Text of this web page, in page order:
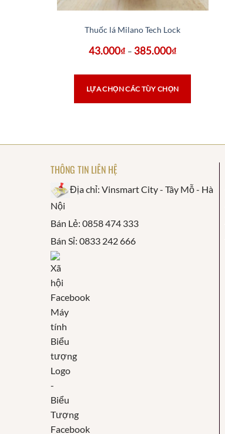
Thuốc lá Milano Tech Lock
43.000₫ – 385.000₫
LỰA CHỌN CÁC TÙY CHỌN
THÔNG TIN LIÊN HỆ
Địa chỉ: Vinsmart City - Tây Mỗ - Hà
Nội
Bán Lẻ: 0858 474 333
Bán Sỉ: 0833 242 666